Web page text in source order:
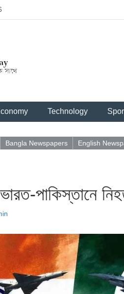
Technology
Bangla Newspapers English
ভারত-পাকিস্তানে